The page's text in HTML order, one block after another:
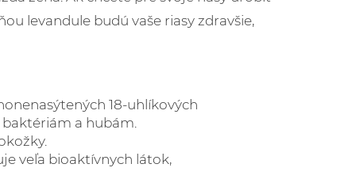
levandule budú vaše riasy zdravšie,
18-uhlíkových
a hubám.
veľa bioaktívnych látok,